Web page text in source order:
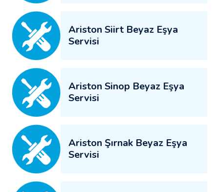
Ariston Siirt Beyaz Eşya
Servisi
Ariston Sinop Beyaz Eşya
Servisi
Ariston Şırnak Beyaz Eşya
Servisi